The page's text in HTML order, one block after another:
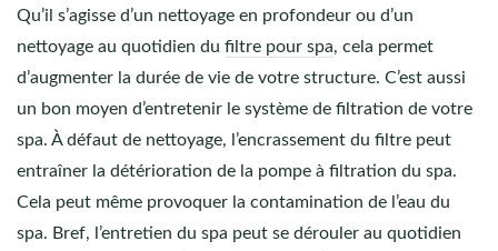
Qu’il s’agisse d’un nettoyage en profondeur ou d’un
nettoyage au quotidien du filtre pour spa, cela permet
d’augmenter la durée de vie de votre structure. C’est aussi
un bon moyen d’entretenir le système de filtration de votre
spa. À défaut de nettoyage, l’encrassement du filtre peut
entraîner la détérioration de la pompe à filtration du spa.
Cela peut même provoquer la contamination de l’eau du
spa. Bref, l’entretien du spa peut se dérouler au quotidien